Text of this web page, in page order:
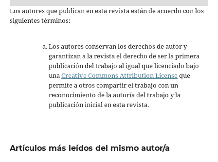
Los autores que publican en esta revista están de acuerdo con los
siguientes términos:
Los autores conservan los derechos de autor y
garantizan a la revista el derecho de ser la primera
publicación del trabajo al igual que licenciado bajo
unaCreative Commons Attribution Licenseque
permite a otros compartir el trabajo con un
reconocimiento de la autoría del trabajo y la
publicación inicial en esta revista.
Artículos más leídos del mismo autor/a